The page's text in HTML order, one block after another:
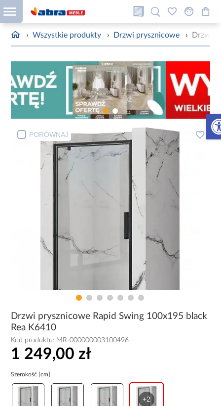
› Wszystkie produkty › Drzwi prysznicowe › Drzwi
PORÓWNAJ
Drzwi prysznicowe Rapid Swing 100x195 black
Rea K6410
Kod produktu: MR-000000003100496
1 249,00 zł
Szerokość [cm]
+2